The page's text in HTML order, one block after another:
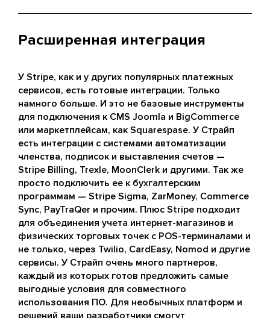
Расширенная интеграция
У Stripe, как и у других популярных платежных
сервисов, есть готовые интеграции. Только
намного больше. И это не базовые инструменты
для подключения к CMS Joomla и BigCommerce
или маркетплейсам, как Squarespase. У Страйп
есть интеграции с системами автоматизации
членства, подписок и выставления счетов —
Stripe Billing, Trexle, MoonClerk и другими. Так же
просто подключить ее к бухгалтерским
программам — Stripe Sigma, ZarMoney, Commerce
Sync, PayTraQer и прочим. Плюс Stripe подходит
для объединения учета интернет-магазинов и
физических торговых точек с POS-терминалами и
не только, через Twilio, CardEasy, Nomod и другие
сервисы. У Страйп очень много партнеров,
каждый из которых готов предложить самые
выгодные условия для совместного
использования ПО. Для необычных платформ и